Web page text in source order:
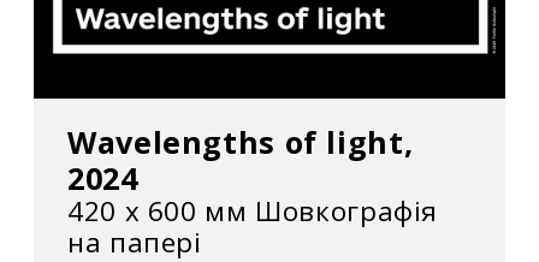
Wavelengths of light,
2024
420 x 600 мм Шовкографія
на папері